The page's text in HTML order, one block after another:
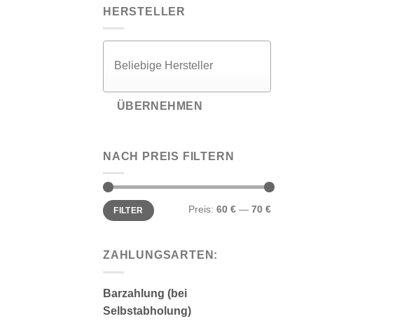
HERSTELLER
ÜBERNEHMEN
NACH PREIS FILTERN
Min.
Preis
Max.
PreisFILTER Preis: 60 € — 70 €
ZAHLUNGSARTEN:
Barzahlung (bei
Selbstabholung)